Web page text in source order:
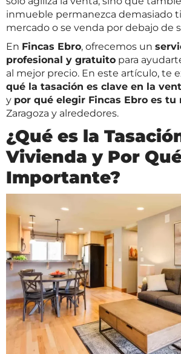
inmueble permanezca demasiado
mercado o se venda por debajo de
En Fincas Ebro, ofrecemos un
profesional y gratuito para
al mejor precio. En este artículo, te
qué la tasación es clave en la
y por qué elegir Fincas Ebro es tu
Zaragoza y alrededores.
¿Qué es la
Vivienda y Por
Importante?